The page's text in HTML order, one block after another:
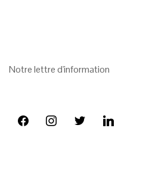
Notre lettre d'information